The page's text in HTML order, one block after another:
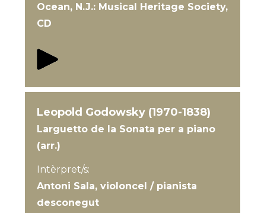
Ocean, N.J.: Musical Heritage Society,
CD
Leopold Godowsky (1970-1838)
Larguetto de la Sonata per a piano
(arr.)
Intèrpret/s:
Antoni Sala, violoncel / pianista
desconegut